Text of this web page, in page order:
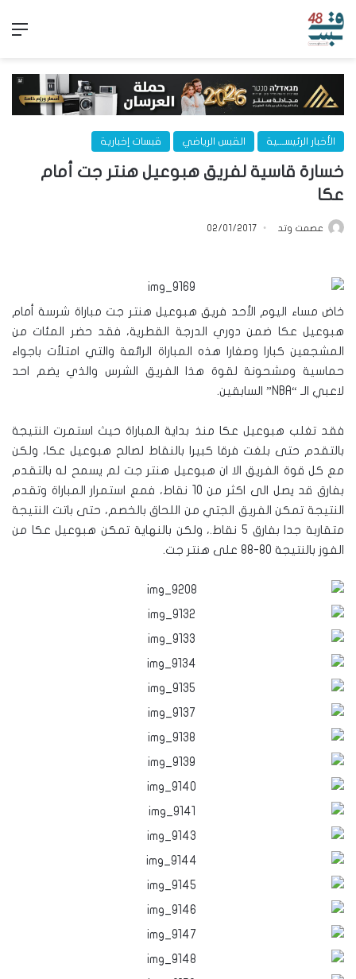
الأخبار الرئيســـية القبس الرياضي قبسات إخبارية
خسارة قاسية لفريق هبوعيل هنتر جت أمام
عكا
عصمت وتد 02/01/2017
خاض مساء اليوم الأحد فريق هبوعيل هنتر جت مباراة شرسة أمام
هبوعيل عكا ضمن دوري الدرجة القطرية، فقد حضر المئات من
المشجعين كبارا وصغارا هذه المباراة الرائعة والتي امتلأت باجواء
حماسية ومشحونة لقوة هذا الفريق الشرس والذي يضم احد
لاعبي الـ “NBA” السابقين.
فقد تغلب هبوعيل عكا منذ بداية المباراة حيث استمرت النتيجة
بالتقدم حتى بلغت فرقا كبيرا بالنقاط لصالح هبوعيل عكا، ولكن
مع كل قوة الفريق الا ان هبوعيل هنتر جت لم يسمح له بالتقدم
بفارق قد يصل الى اكثر من 10 نقاط، فمع استمرار المباراة وتقدم
النتيجة تمكن الفريق الجتي من اللحاق بالخصم، حتى باتت النتيجة
متقاربة جدا بفارق 5 نقاط.، ولكن بالنهاية تمكن هبوعيل عكا من
الفوز بالنتيجة 80-88 على هنتر جت.